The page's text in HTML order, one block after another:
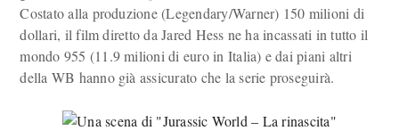
Costato alla produzione (Legendary/Warner) 150 milioni di
dollari, il film diretto da Jared Hess ne ha incassati in tutto il
mondo 955 (11.9 milioni di euro in Italia) e dai piani altri
della WB hanno già assicurato che la serie proseguirà.